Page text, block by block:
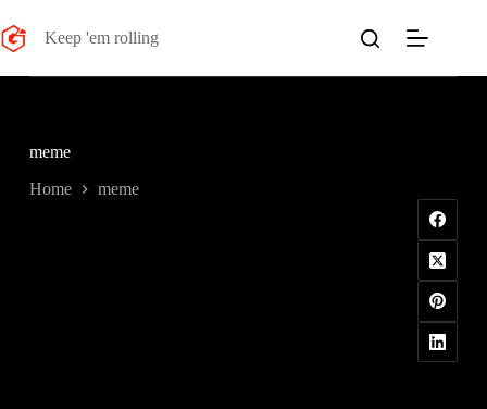
al
contenuto
Keep 'em rolling
meme
Home meme